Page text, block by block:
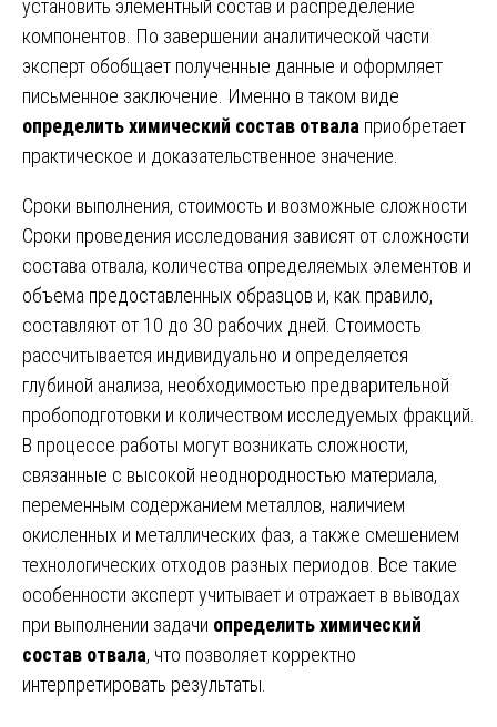
установить элементный состав и распределение
компонентов. По завершении аналитической части
эксперт обобщает полученные данные и оформляет
письменное заключение. Именно в таком виде
определить химический состав отвала приобретает
практическое и доказательственное значение.
Сроки выполнения, стоимость и возможные сложности
Сроки проведения исследования зависят от сложности
состава отвала, количества определяемых элементов и
объема предоставленных образцов и, как правило,
составляют от 10 до 30 рабочих дней. Стоимость
рассчитывается индивидуально и определяется
глубиной анализа, необходимостью предварительной
пробоподготовки и количеством исследуемых фракций.
В процессе работы могут возникать сложности,
связанные с высокой неоднородностью материала,
переменным содержанием металлов, наличием
окисленных и металлических фаз, а также смешением
технологических отходов разных периодов. Все такие
особенности эксперт учитывает и отражает в выводах
при выполнении задачи определить химический
состав отвала, что позволяет корректно
интерпретировать результаты.